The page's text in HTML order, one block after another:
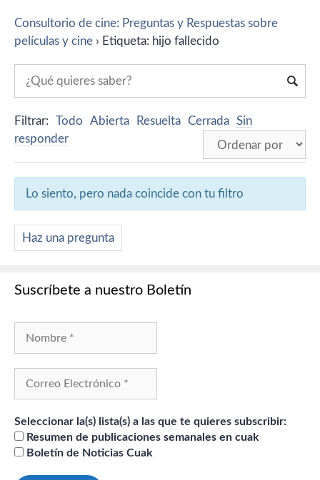
Consultorio de cine: Preguntas y Respuestas sobre
películas y cine › Etiqueta: hijo fallecido
Filtrar: Todo Abierta Resuelta Cerrada Sin
responder
Lo siento, pero nada coincide con tu filtro
Haz una pregunta
Suscríbete a nuestro Boletín
Seleccionar la(s) lista(s) a las que te quieres subscribir:
Resumen de publicaciones semanales en cuak
Boletín de Noticias Cuak